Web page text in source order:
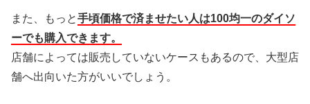
また、もっと手頃価格で済ませたい人は100均一のダイソ
ーでも購入できます。
店舗によっては販売していないケースもあるので、大型店
舗へ出向いた方がいいでしょう。